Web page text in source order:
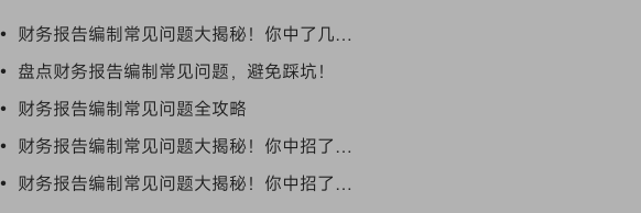
• 财务报告编制常见问题大揭秘！你中了几个？
• 盘点财务报告编制常见问题，避免踩坑！
• 财务报告编制常见问题全攻略
• 财务报告编制常见问题大揭秘！你中招了吗？
• 财务报告编制常见问题大揭秘！你中招了吗？